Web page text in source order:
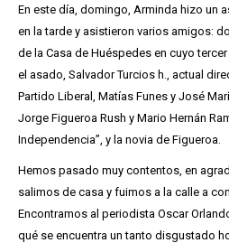
En este día, domingo, Arminda hizo un
en la tarde y asistieron varios amigos:
de la Casa de Huéspedes en cuyo
el asado, Salvador Turcios h., actual
Partido Liberal, Matías Funes y José
Jorge Figueroa Rush y Mario Hernán
Independencia”, y la novia de Figueroa.
Hemos pasado muy contentos, en
salimos de casa y fuimos a la calle a
Encontramos al periodista Oscar
qué se encuentra un tanto disgustado